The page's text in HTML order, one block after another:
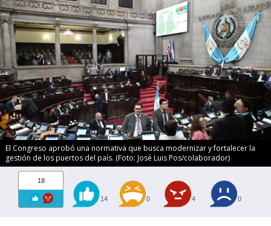
El Congreso aprobó una normativa que busca modernizar y fortalecer la
gestión de los puertos del país. (Foto: José Luis Pos/colaborador)
18
14 0 4 0